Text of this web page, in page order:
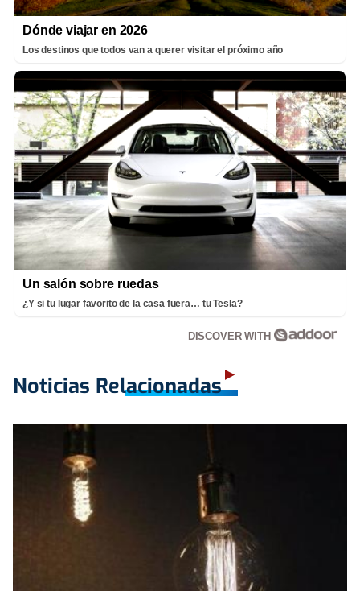
Dónde viajar en 2026
Los destinos que todos van a querer visitar el próximo año
Un salón sobre ruedas
¿Y si tu lugar favorito de la casa fuera… tu Tesla?
DISCOVER WITH
Noticias Relacionadas